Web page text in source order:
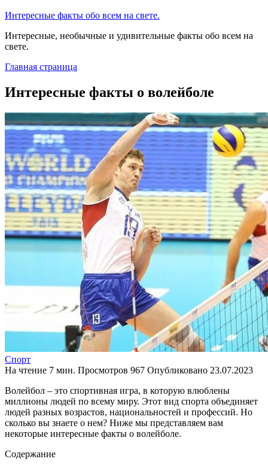
Интересные факты обо всем на свете.
Интересные, необычные и удивительные факты обо всем на
свете.
Главная страница
Интересные факты о волейболе
Спорт
На чтение 7 мин. Просмотров 967 Опубликовано 23.07.2023
Волейбол – это спортивная игра, в которую влюблены
миллионы людей по всему миру. Этот вид спорта объединяет
людей разных возрастов, национальностей и профессий. Но
сколько вы знаете о нем? Ниже мы представляем вам
некоторые интересные факты о волейболе.
Содержание